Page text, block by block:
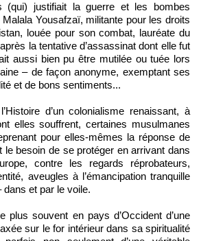
(qui) justifiait la guerre et les bombes
Yousafzaï, militante pour les droits
louée pour son combat, lauréate du
la tentative d’assassinat dont elle fut
aussi bien pu être mutilée ou tuée lors
– de façon anonyme, exemptant ses
et de bons sentiments...
d’un colonialisme renaissant, à
elles souffrent, certaines musulmanes
pour elles-mêmes la réponse de
le besoin de se protéger en arrivant dans
contre les regards réprobateurs,
aveugles à l’émancipation tranquille
dans et par le voile.
souvent en pays d’Occident d’une
sur le for intérieur dans sa spiritualité